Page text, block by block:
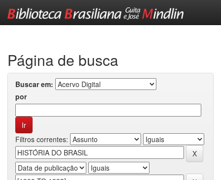
Página de busca
Buscar em:
por
Filtros correntes: